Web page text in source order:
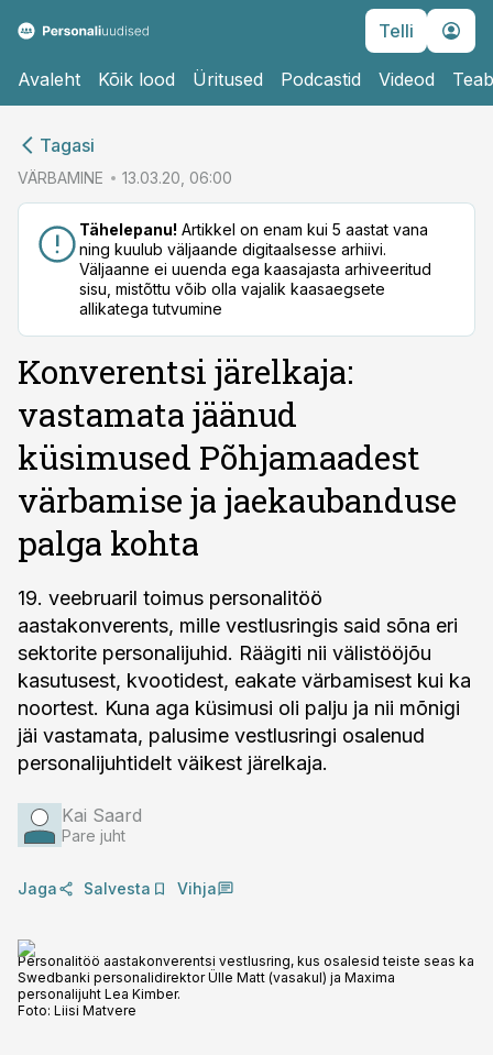
Telli
Avaleht Kõik lood Üritused Podcastid Videod
Tagasi
VÄRBAMINE 13.03.20, 06:00
Tähelepanu! Artikkel on enam kui 5 aastat vana
ning kuulub väljaande digitaalsesse arhiivi.
Väljaanne ei uuenda ega kaasajasta arhiveeritud
sisu, mistõttu võib olla vajalik kaasaegsete
allikatega tutvumine
Konverentsi järelkaja:
vastamata jäänud
küsimused Põhjamaadest
värbamise ja jaekaubanduse
palga kohta
19. veebruaril toimus personalitöö
aastakonverents, mille vestlusringis said sõna eri
sektorite personalijuhid. Räägiti nii välistööjõu
kasutusest, kvootidest, eakate värbamisest kui ka
noortest. Kuna aga küsimusi oli palju ja nii mõnigi
jäi vastamata, palusime vestlusringi osalenud
personalijuhtidelt väikest järelkaja.
Kai Saard
Pare juht
Jaga Salvesta Vihja
Personalitöö aastakonverentsi vestlusring, kus osalesid teiste seas ka
Swedbanki personalidirektor Ülle Matt (vasakul) ja Maxima
personalijuht Lea Kimber.
Foto: Liisi Matvere